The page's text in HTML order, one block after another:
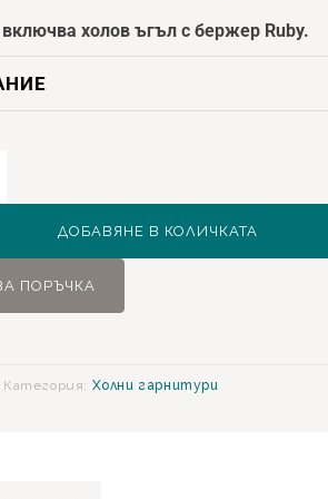
холов ъгъл с бержер Ruby.
ДОБАВЯНЕ В КОЛИЧКАТА
ПОРЪЧКА
Категория: Холни гарнитури